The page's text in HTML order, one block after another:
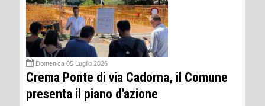
Domenica 05 Luglio 2026
Crema Ponte di via Cadorna, il Comune
presenta il piano d'azione